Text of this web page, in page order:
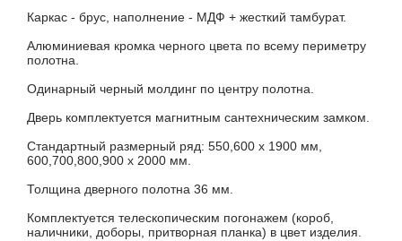
Каркас - брус, наполнение - МДФ + жесткий тамбурат.
Алюминиевая кромка черного цвета по всему периметру
полотна.
Одинарный черный молдинг по центру полотна.
Дверь комплектуется магнитным сантехническим замком.
Стандартный размерный ряд: 550,600 х 1900 мм,
600,700,800,900 х 2000 мм.
Толщина дверного полотна 36 мм.
Комплектуется телескопическим погонажем (короб,
наличники, доборы, притворная планка) в цвет изделия.